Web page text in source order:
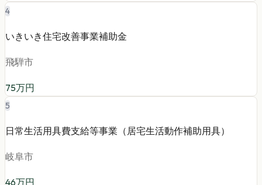
4
いきいき住宅改善事業補助金
飛騨市
75万円
5
日常生活用具費支給等事業（居宅生活動作補助用具）
岐阜市
46万円